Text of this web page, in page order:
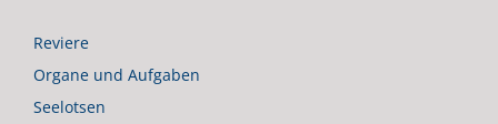
Reviere
Organe und Aufgaben
Seelotsen